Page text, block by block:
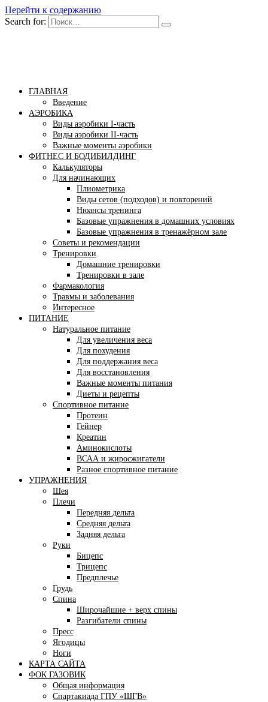
Перейти к содержанию
Search for:
ГЛАВНАЯ
Введение
АЭРОБИКА
Виды аэробики І-часть
Виды аэробики ІІ-часть
Важные моменты аэробики
ФИТНЕС И БОДИБИЛДИНГ
Калькуляторы
Для начинающих
Плиометрика
Виды сетов (подходов) и повторений
Нюансы тренинга
Базовые упражнения в домашних условиях
Базовые упражнения в тренажёрном зале
Советы и рекомендации
Тренировки
Домашние тренировки
Тренировки в зале
Фармакология
Травмы и заболевания
Интересное
ПИТАНИЕ
Натуральное питание
Для увеличения веса
Для похудения
Для поддержания веса
Для восстановления
Важные моменты питания
Диеты и рецепты
Спортивное питание
Протеин
Гейнер
Креатин
Аминокислоты
ВСАА и жиросжигатели
Разное спортивное питание
УПРАЖНЕНИЯ
Шея
Плечи
Передняя дельта
Средняя дельта
Задняя дельта
Руки
Бицепс
Трицепс
Предплечье
Грудь
Спина
Широчайшие + верх спины
Разгибатели спины
Пресс
Ягодицы
Ноги
КАРТА САЙТА
ФОК ГАЗОВИК
Общая информация
Спартакиада ГПУ «ШГВ»